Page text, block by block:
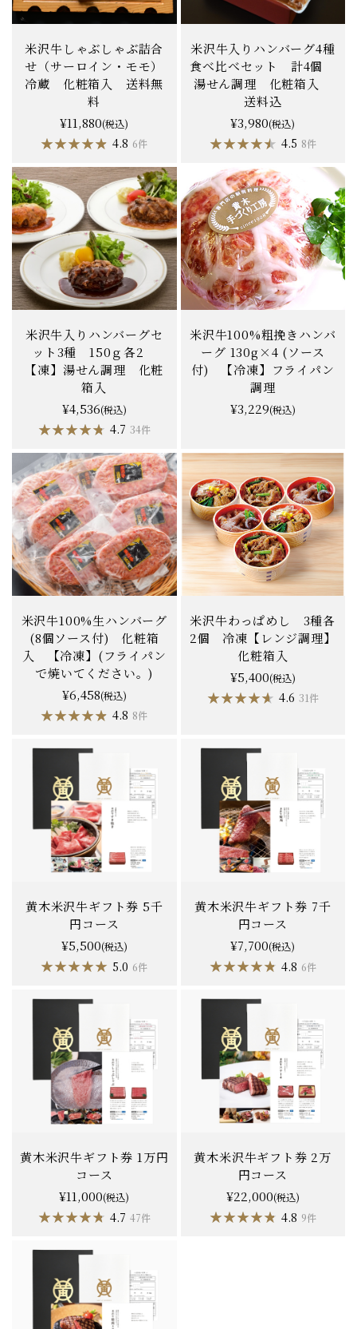
米沢牛しゃぶしゃぶ詰合
せ（サーロイン・モモ）
冷蔵 化粧箱入 送料無
料
¥11,880(税込)
★★★★★
★★★★★ 4.8 6件
米沢牛入りハンバーグ4種
食べ比べセット 計4個
湯せん調理 化粧箱入
送料込
¥3,980(税込)
★★★★★
★★★★★ 4.5 8件
米沢牛入りハンバーグセ
ット3種 150ｇ各2
【凍】湯せん調理 化粧
箱入
¥4,536(税込)
★★★★★
★★★★★ 4.7 34件
米沢牛100%粗挽きハンバ
ーグ 130g×4 (ソース
付) 【冷凍】フライパン
調理
¥3,229(税込)
米沢牛100%生ハンバーグ
(8個ソース付) 化粧箱
入 【冷凍】(フライパン
で焼いてください。)
¥6,458(税込)
★★★★★
★★★★★ 4.8 8件
米沢牛わっぱめし 3種各
2個 冷凍【レンジ調理】
化粧箱入
¥5,400(税込)
★★★★★
★★★★★ 4.6 31件
黄木米沢牛ギフト券 5千
円コース
¥5,500(税込)
★★★★★
★★★★★ 5.0 6件
黄木米沢牛ギフト券 7千
円コース
¥7,700(税込)
★★★★★
★★★★★ 4.8 6件
黄木米沢牛ギフト券 1万円
コース
¥11,000(税込)
★★★★★
★★★★★ 4.7 47件
黄木米沢牛ギフト券 2万
円コース
¥22,000(税込)
★★★★★
★★★★★ 4.8 9件